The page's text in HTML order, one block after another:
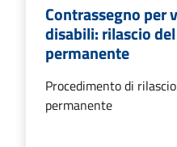
Contrassegno per
disabili: rilascio
permanente
Procedimento di
permanente